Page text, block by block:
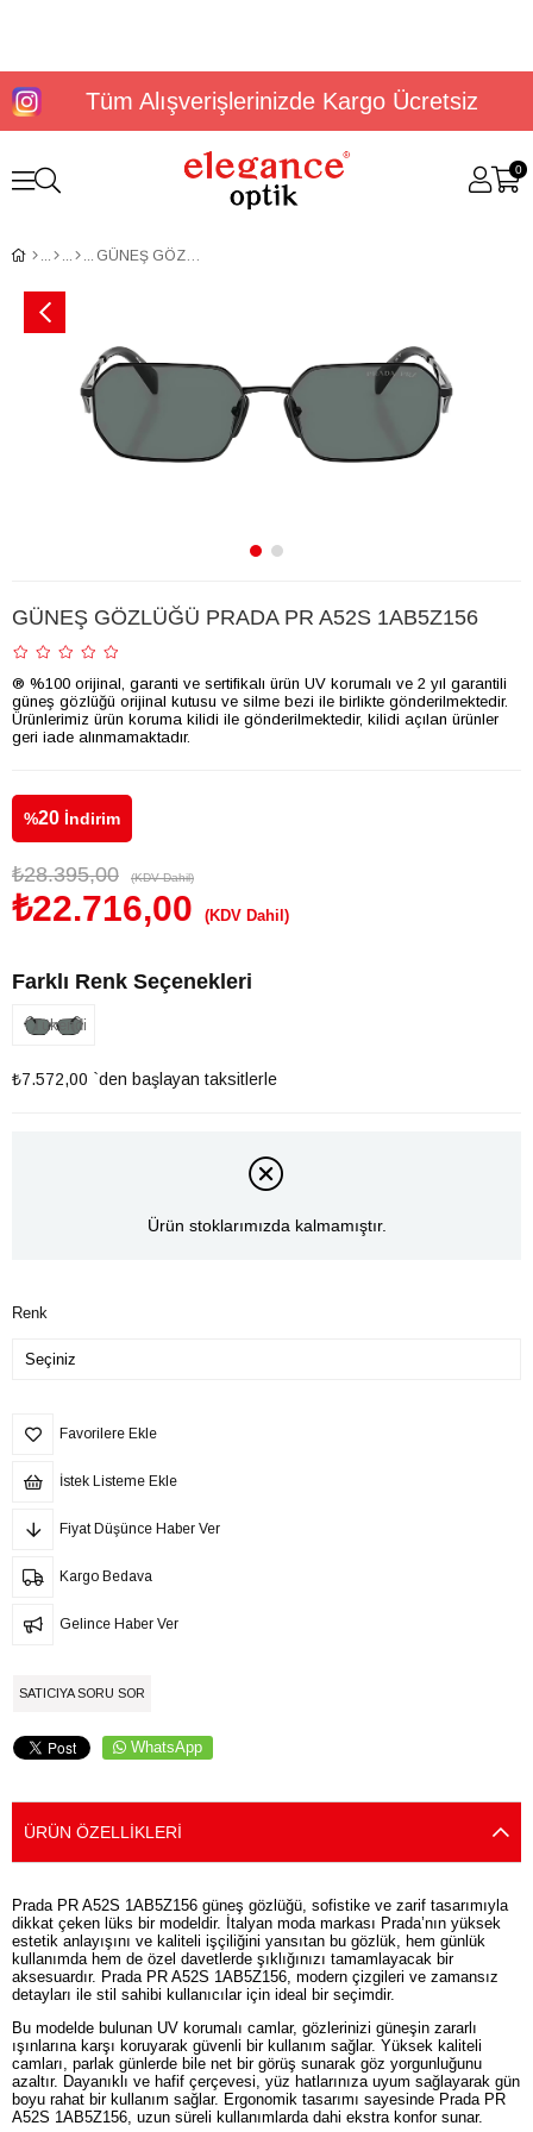
Tüm Alışverişlerinizde Kargo Ücretsiz
0
GÜNEŞ GÖZLÜĞÜ PRADA PR A52S 1AB5Z156
GÜNEŞ GÖZLÜĞÜ PRADA PR A52S 1AB5Z156
® %100 orijinal, garanti ve sertifikalı ürün UV korumalı ve 2 yıl garantili
güneş gözlüğü orijinal kutusu ve silme bezi ile birlikte gönderilmektedir.
Ürünlerimiz ürün koruma kilidi ile gönderilmektedir, kilidi açılan ürünler
geri iade alınmamaktadır.
%20 İndirim
₺28.395,00 (KDV Dahil)
₺22.716,00 (KDV Dahil)
Farklı Renk Seçenekleri
Tükendi
₺7.572,00 `den başlayan taksitlerle
Ürün stoklarımızda kalmamıştır.
Renk
Favorilere Ekle
İstek Listeme Ekle
Fiyat Düşünce Haber Ver
Kargo Bedava
Gelince Haber Ver
SATICIYA SORU SOR
WhatsApp
ÜRÜN ÖZELLIKLERI
Prada PR A52S 1AB5Z156 güneş gözlüğü, sofistike ve zarif tasarımıyla
dikkat çeken lüks bir modeldir. İtalyan moda markası Prada’nın yüksek
estetik anlayışını ve kaliteli işçiliğini yansıtan bu gözlük, hem günlük
kullanımda hem de özel davetlerde şıklığınızı tamamlayacak bir
aksesuardır. Prada PR A52S 1AB5Z156, modern çizgileri ve zamansız
detayları ile stil sahibi kullanıcılar için ideal bir seçimdir.
Bu modelde bulunan UV korumalı camlar, gözlerinizi güneşin zararlı
ışınlarına karşı koruyarak güvenli bir kullanım sağlar. Yüksek kaliteli
camları, parlak günlerde bile net bir görüş sunarak göz yorgunluğunu
azaltır. Dayanıklı ve hafif çerçevesi, yüz hatlarınıza uyum sağlayarak gün
boyu rahat bir kullanım sağlar. Ergonomik tasarımı sayesinde Prada PR
A52S 1AB5Z156, uzun süreli kullanımlarda dahi ekstra konfor sunar.